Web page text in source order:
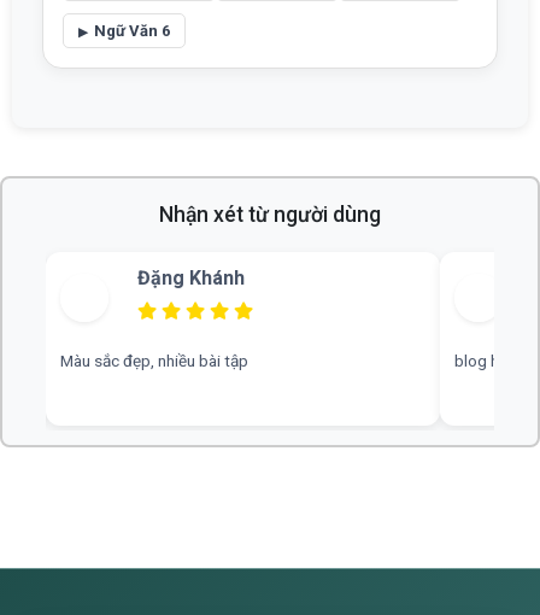
Ngữ Văn 6
Nhận xét từ người dùng
Bùi Thu
blog hay, chuyên nghiệp, rất mong nhiều đáp án hơn web hay,